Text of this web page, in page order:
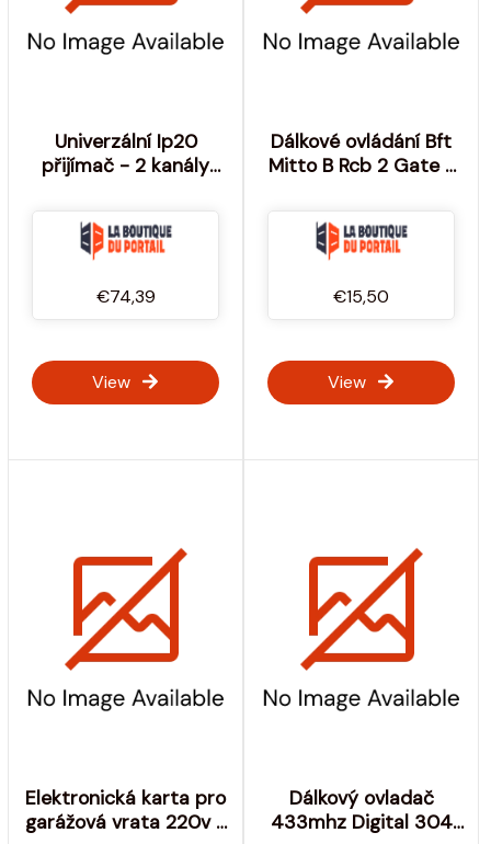
Univerzální Ip20
přijímač - 2 kanály
Marantec Mfz Ovitor -
Výrobce: MARANTEC
MFZ OVITOR
€74,39
View
Dálkové ovládání Bft
Mitto B Rcb 2 Gate -
€15,50
View
Elektronická karta pro
garážová vrata 220v s
Dálkový ovladač
433mhz Digital 304